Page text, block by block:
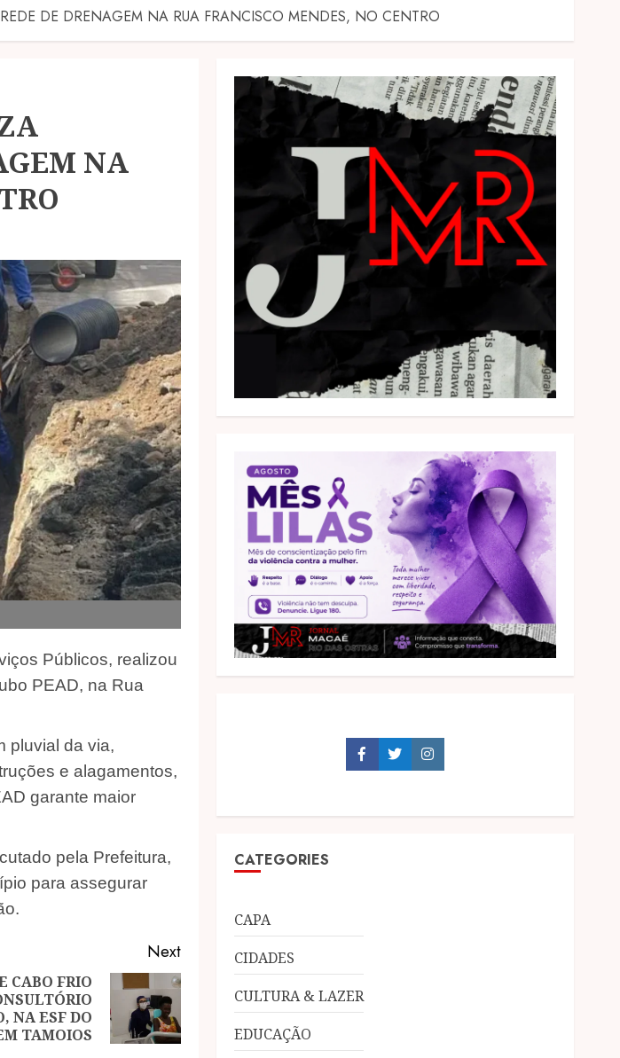
DE DRENAGEM NA RUA FRANCISCO MENDES, NO CENTRO
NA
Públicos, realizou
PEAD, na Rua
pluvial da via,
e alagamentos,
garante maior
pela Prefeitura,
para assegurar
Next
CABO FRIO
NA ESF DO
TAMOIOS
Facebook
TwitterInstagram
CATEGORIES
CAPA
CIDADES
CULTURA & LAZER
EDUCAÇÃO